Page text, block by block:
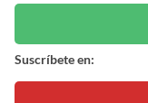
Suscríbete en: